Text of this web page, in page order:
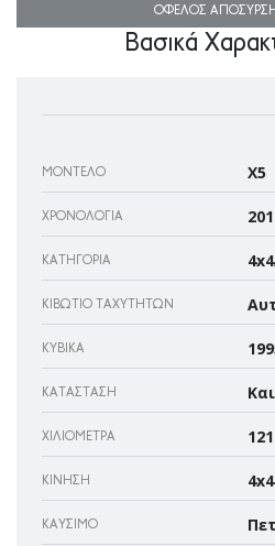
ΟΦΕΛΟΣ
Βασικά
ΜΟΝΤΈΛΟ X5
ΧΡΟΝΟΛΟΓΊΑ
ΚΑΤΗΓΟΡΊΑ
ΚΙΒΏΤΙΟ ΤΑΧΥΤΉΤΩΝ
ΚΥΒΙΚΆ
ΚΑΤΆΣΤΑΣΗ
ΧΙΛΙΌΜΕΤΡΑ
ΚΊΝΗΣΗ
ΚΑΎΣΙΜΟ